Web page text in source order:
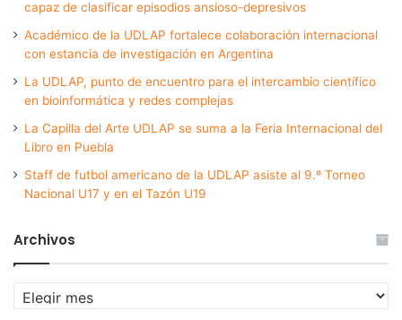
capaz de clasificar episodios ansioso-depresivos
Académico de la UDLAP fortalece colaboración internacional
con estancia de investigación en Argentina
La UDLAP, punto de encuentro para el intercambio científico
en bioinformática y redes complejas
La Capilla del Arte UDLAP se suma a la Feria Internacional del
Libro en Puebla
Staff de futbol americano de la UDLAP asiste al 9.º Torneo
Nacional U17 y en el Tazón U19
Archivos
Archivos